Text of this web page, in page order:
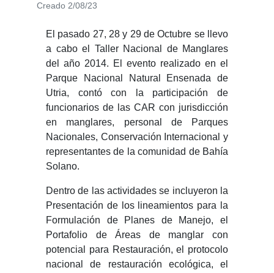
Creado 2/08/23
El pasado 27, 28 y 29 de Octubre se llevo
a cabo el Taller Nacional de Manglares
del año 2014. El evento realizado en el
Parque Nacional Natural Ensenada de
Utria, contó con la participación de
funcionarios de las CAR con jurisdicción
en manglares, personal de Parques
Nacionales, Conservación Internacional y
representantes de la comunidad de Bahía
Solano.
Dentro de las actividades se incluyeron la
Presentación de los lineamientos para la
Formulación de Planes de Manejo, el
Portafolio de Áreas de manglar con
potencial para Restauración, el protocolo
nacional de restauración ecológica, el